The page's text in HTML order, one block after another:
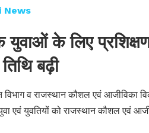
News
के लिए
बढ़ी
व राजस्थान कौशल एवं आजीविका
एवं युवतियों को राजस्थान कौशल एवं